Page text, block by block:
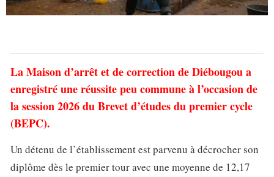
La Maison d’arrêt et de correction de Diébougou a
enregistré une réussite peu commune à l’occasion de
la session 2026 du Brevet d’études du premier cycle
(BEPC).
Un détenu de l’établissement est parvenu à décrocher son
diplôme dès le premier tour avec une moyenne de 12,17